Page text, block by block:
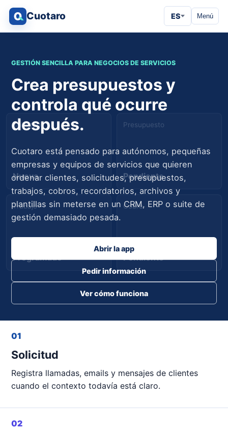
Cuotaro ES Menú
Solicitud
Nueva
Presupuesto
Pendiente
Trabajo
Programado
Cobro
Pendiente
GESTIÓN SENCILLA PARA NEGOCIOS DE SERVICIOS
Crea presupuestos y
controla qué ocurre
después.
Cuotaro está pensado para autónomos, pequeñas
empresas y equipos de servicios que quieren
ordenar clientes, solicitudes, presupuestos,
trabajos, cobros, recordatorios, archivos y
plantillas sin meterse en un CRM, ERP o suite de
gestión demasiado pesada.
Abrir la app
Pedir información
Ver cómo funciona
01
Solicitud
Registra llamadas, emails y mensajes de clientes
cuando el contexto todavía está claro.
02